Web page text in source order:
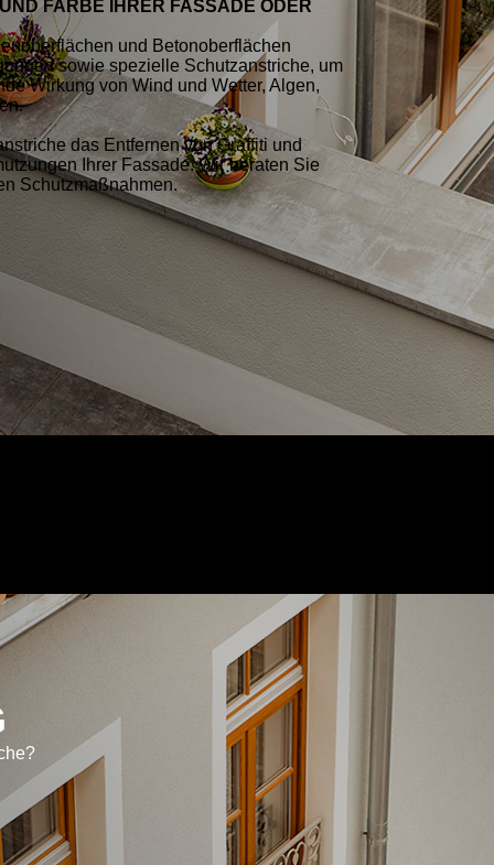
FARBE IHRER FASSADE ODER
und Betonoberflächen
sowie spezielle Schutzanstriche, um
Wirkung von Wind und Wetter, Algen,
das Entfernen von Graffiti und
Ihrer Fassade. Wir beraten Sie
Schutzmaßnahmen.